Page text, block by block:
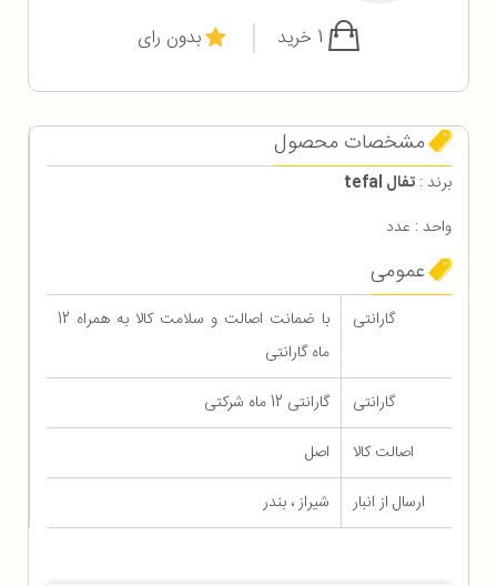
بدون رای
مشخصات محصول
برند : تفال tefal
واحد : عدد
عمومی
گارانتی
با ضمانت اصالت و سلامت کالا به همراه 12
ماه گارانتی
گارانتی
گارانتی 12 ماه شرکتی
اصالت کالا
اصل
ارسال از انبار
شیراز ، بندر